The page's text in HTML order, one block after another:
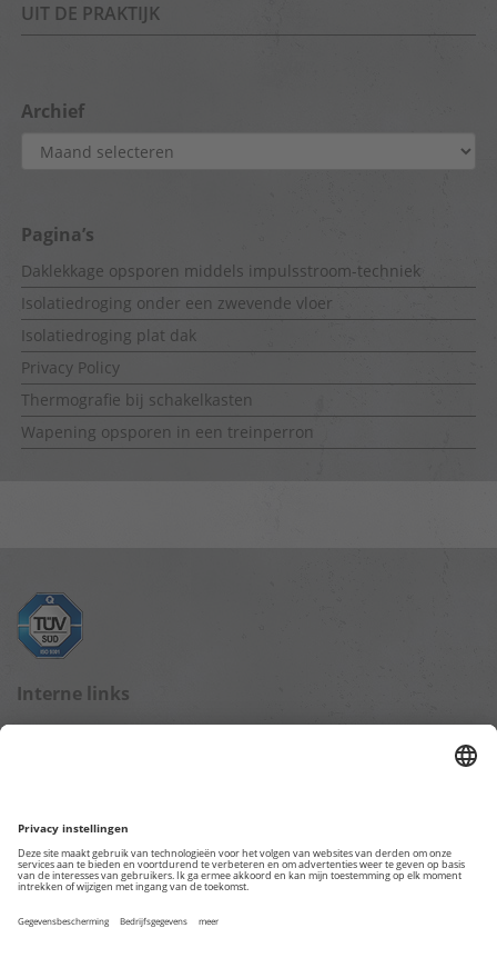
UIT DE PRAKTIJK
Archief
Archief
Pagina’s
Daklekkage opsporen middels impulsstroom-techniek
Isolatiedroging onder een zwevende vloer
Isolatiedroging plat dak
Privacy Policy
Thermografie bij schakelkasten
Wapening opsporen in een treinperron
Interne links
Overige webpagina's
TKL – Trotec Rental Division